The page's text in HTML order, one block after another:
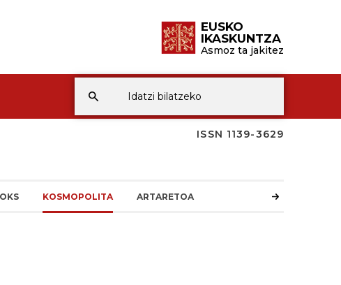
EUSKO
IKASKUNTZA
Asmoz ta jakitez
ISSN 1139-3629
KOSMOPOLITA ARTARETOA